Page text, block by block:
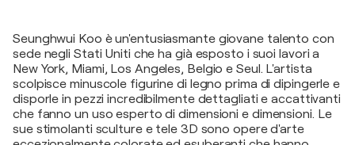
Seunghwui Koo è un'entusiasmante giovane talento con
sede negli Stati Uniti che ha già esposto i suoi lavori a
New York, Miami, Los Angeles, Belgio e Seul. L'artista
scolpisce minuscole figurine di legno prima di dipingerle e
disporle in pezzi incredibilmente dettagliati e accattivanti
che fanno un uso esperto di dimensioni e dimensioni. Le
sue stimolanti sculture e tele 3D sono opere d'arte